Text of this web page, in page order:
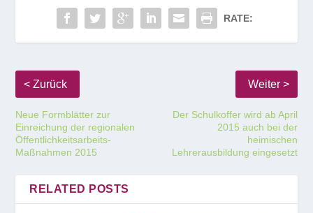
RATE:
Neue Formblätter zur
Einreichung der regionalen
Öffentlichkeitsarbeits-
Maßnahmen 2015
Der Schulkoffer wird ab April
2015 auch bei der
heimischen
Lehrerausbildung eingesetzt
RELATED POSTS